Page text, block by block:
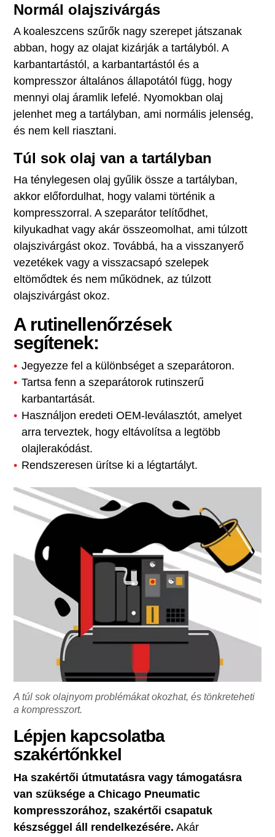
Normál olajszivárgás
A koaleszcens szűrők nagy szerepet játszanak
abban, hogy az olajat kizárják a tartályból. A
karbantartástól, a karbantartástól és a
kompresszor általános állapotától függ, hogy
mennyi olaj áramlik lefelé. Nyomokban olaj
jelenhet meg a tartályban, ami normális jelenség,
és nem kell riasztani.
Túl sok olaj van a tartályban
Ha ténylegesen olaj gyűlik össze a tartályban,
akkor előfordulhat, hogy valami történik a
kompresszorral. A szeparátor telítődhet,
kilyukadhat vagy akár összeomolhat, ami túlzott
olajszivárgást okoz. Továbbá, ha a visszanyerő
vezetékek vagy a visszacsapó szelepek
eltömődtek és nem működnek, az túlzott
olajszivárgást okoz.
A rutinellenőrzések
segítenek:
Jegyezze fel a különbséget a szeparátoron.
Tartsa fenn a szeparátorok rutinszerű
karbantartását.
Használjon eredeti OEM-leválasztót, amelyet
arra terveztek, hogy eltávolítsa a legtöbb
olajlerakódást.
Rendszeresen ürítse ki a légtartályt.
A túl sok olajnyom problémákat okozhat, és tönkreteheti
a kompresszort.
Lépjen kapcsolatba
szakértőnkkel
Ha szakértői útmutatásra vagy támogatásra
van szüksége a Chicago Pneumatic
kompresszorához, szakértői csapatuk
készséggel áll rendelkezésére. Akár